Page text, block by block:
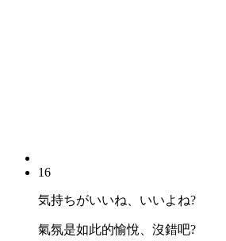
16
気持ちがいいね、いいよね?
氣氛是如此的愉悅、沒錯吧?